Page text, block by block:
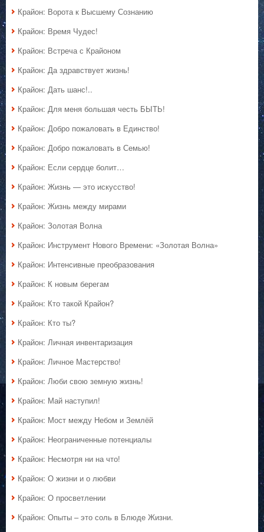
Крайон: Ворота к Высшему Сознанию
Крайон: Время Чудес!
Крайон: Встреча с Крайоном
Крайон: Да здравствует жизнь!
Крайон: Дать шанс!..
Крайон: Для меня большая честь БЫТЬ!
Крайон: Добро пожаловать в Единство!
Крайон: Добро пожаловать в Семью!
Крайон: Если сердце болит…
Крайон: Жизнь — это искусство!
Крайон: Жизнь между мирами
Крайон: Золотая Волна
Крайон: Инструмент Нового Времени: «Золотая Волна»
Крайон: Интенсивные преобразования
Крайон: К новым берегам
Крайон: Кто такой Крайон?
Крайон: Кто ты?
Крайон: Личная инвентаризация
Крайон: Личное Мастерство!
Крайон: Люби свою земную жизнь!
Крайон: Май наступил!
Крайон: Мост между Небом и Землёй
Крайон: Неограниченные потенциалы
Крайон: Несмотря ни на что!
Крайон: О жизни и о любви
Крайон: О просветлении
Крайон: Опыты – это соль в Блюде Жизни.